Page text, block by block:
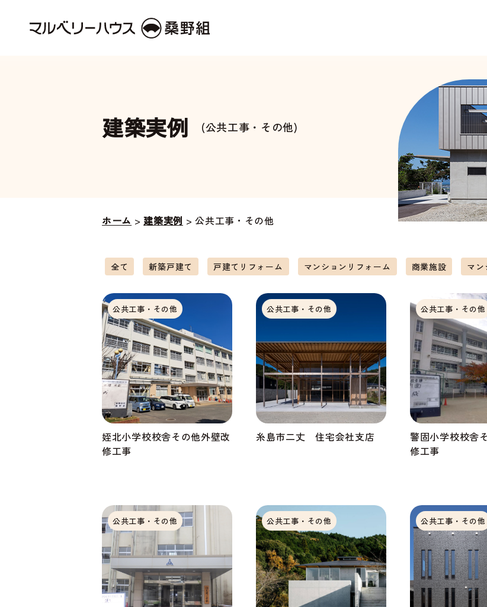
建築実例 (公共工事・その他)
ホーム >建築実例 >公共工事・その他
全て 新築戸建て 戸建てリフォーム マンションリフォーム 商業施設 マン
公共工事・その他
姪北小学校校舎その他外壁改
修工事
公共工事・その他
糸島市二丈 住宅会社支店
公共工事・その他
警固小学校校舎
修工事
公共工事・その他 公共工事・その他 公共工事・その他